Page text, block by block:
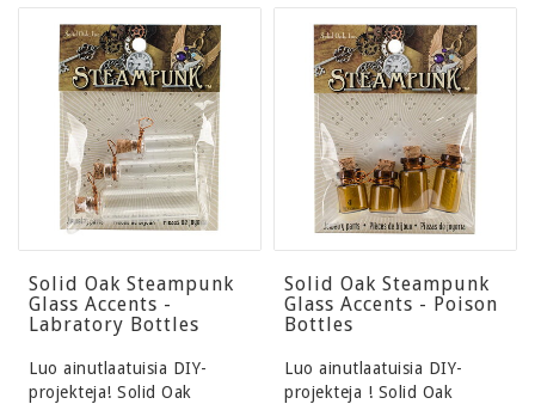
Solid Oak Steampunk
Glass Accents -
Labratory Bottles
Luo ainutlaatuisia DIY-
projekteja! Solid Oak
Solid Oak Steampunk
Glass Accents - Poison
Bottles
Luo ainutlaatuisia DIY-
projekteja ! Solid Oak